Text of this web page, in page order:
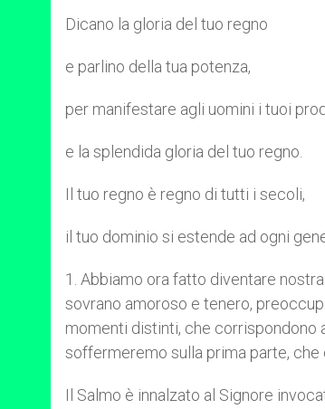
Dicano la gloria del tuo regno
e parlino della tua potenza,
per manifestare agli uomini i tuoi
e la splendida gloria del tuo regno.
Il tuo regno è regno di tutti i secoli,
il tuo dominio si estende ad ogni
1. Abbiamo ora fatto diventare
sovrano amoroso e tenero,
momenti distinti, che corrispondono
soffermeremo sulla prima parte, che
Il Salmo è innalzato al Signore